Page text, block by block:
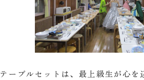
テーブルセットは、最上級生が心を